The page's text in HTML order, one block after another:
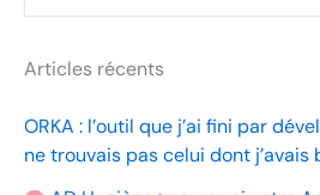
Articles récents
ORKA : l’outil que j’ai fini par
ne trouvais pas celui dont j’avais